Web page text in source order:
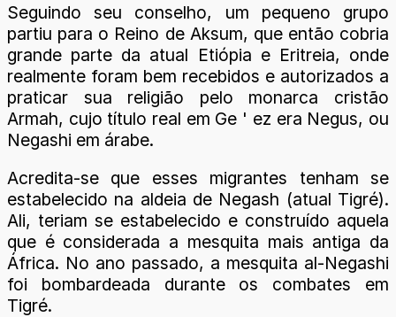
Seguindo seu conselho, um pequeno grupo
partiu para o Reino de Aksum, que então cobria
grande parte da atual Etiópia e Eritreia, onde
realmente foram bem recebidos e autorizados a
praticar sua religião pelo monarca cristão
Armah, cujo título real em Ge ' ez era Negus, ou
Negashi em árabe.
Acredita-se que esses migrantes tenham se
estabelecido na aldeia de Negash (atual Tigré).
Ali, teriam se estabelecido e construído aquela
que é considerada a mesquita mais antiga da
África. No ano passado, a mesquita al-Negashi
foi bombardeada durante os combates em
Tigré.